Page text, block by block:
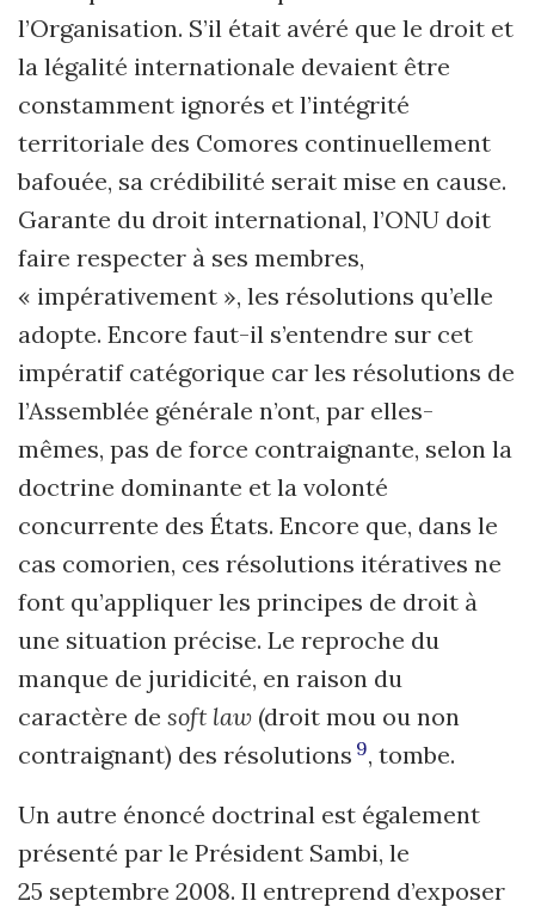
l’Organisation. S’il était avéré que le droit et
la légalité internationale devaient être
constamment ignorés et l’intégrité
territoriale des Comores continuellement
bafouée, sa crédibilité serait mise en cause.
Garante du droit international, l’ONU doit
faire respecter à ses membres,
« impérativement », les résolutions qu’elle
adopte. Encore faut-il s’entendre sur cet
impératif catégorique car les résolutions de
l’Assemblée générale n’ont, par elles-
mêmes, pas de force contraignante, selon la
doctrine dominante et la volonté
concurrente des États. Encore que, dans le
cas comorien, ces résolutions itératives ne
font qu’appliquer les principes de droit à
une situation précise. Le reproche du
manque de juridicité, en raison du
caractère de soft law (droit mou ou non
contraignant) des résolutions 9, tombe.
Un autre énoncé doctrinal est également
présenté par le Président Sambi, le
25 septembre 2008. Il entreprend d’exposer